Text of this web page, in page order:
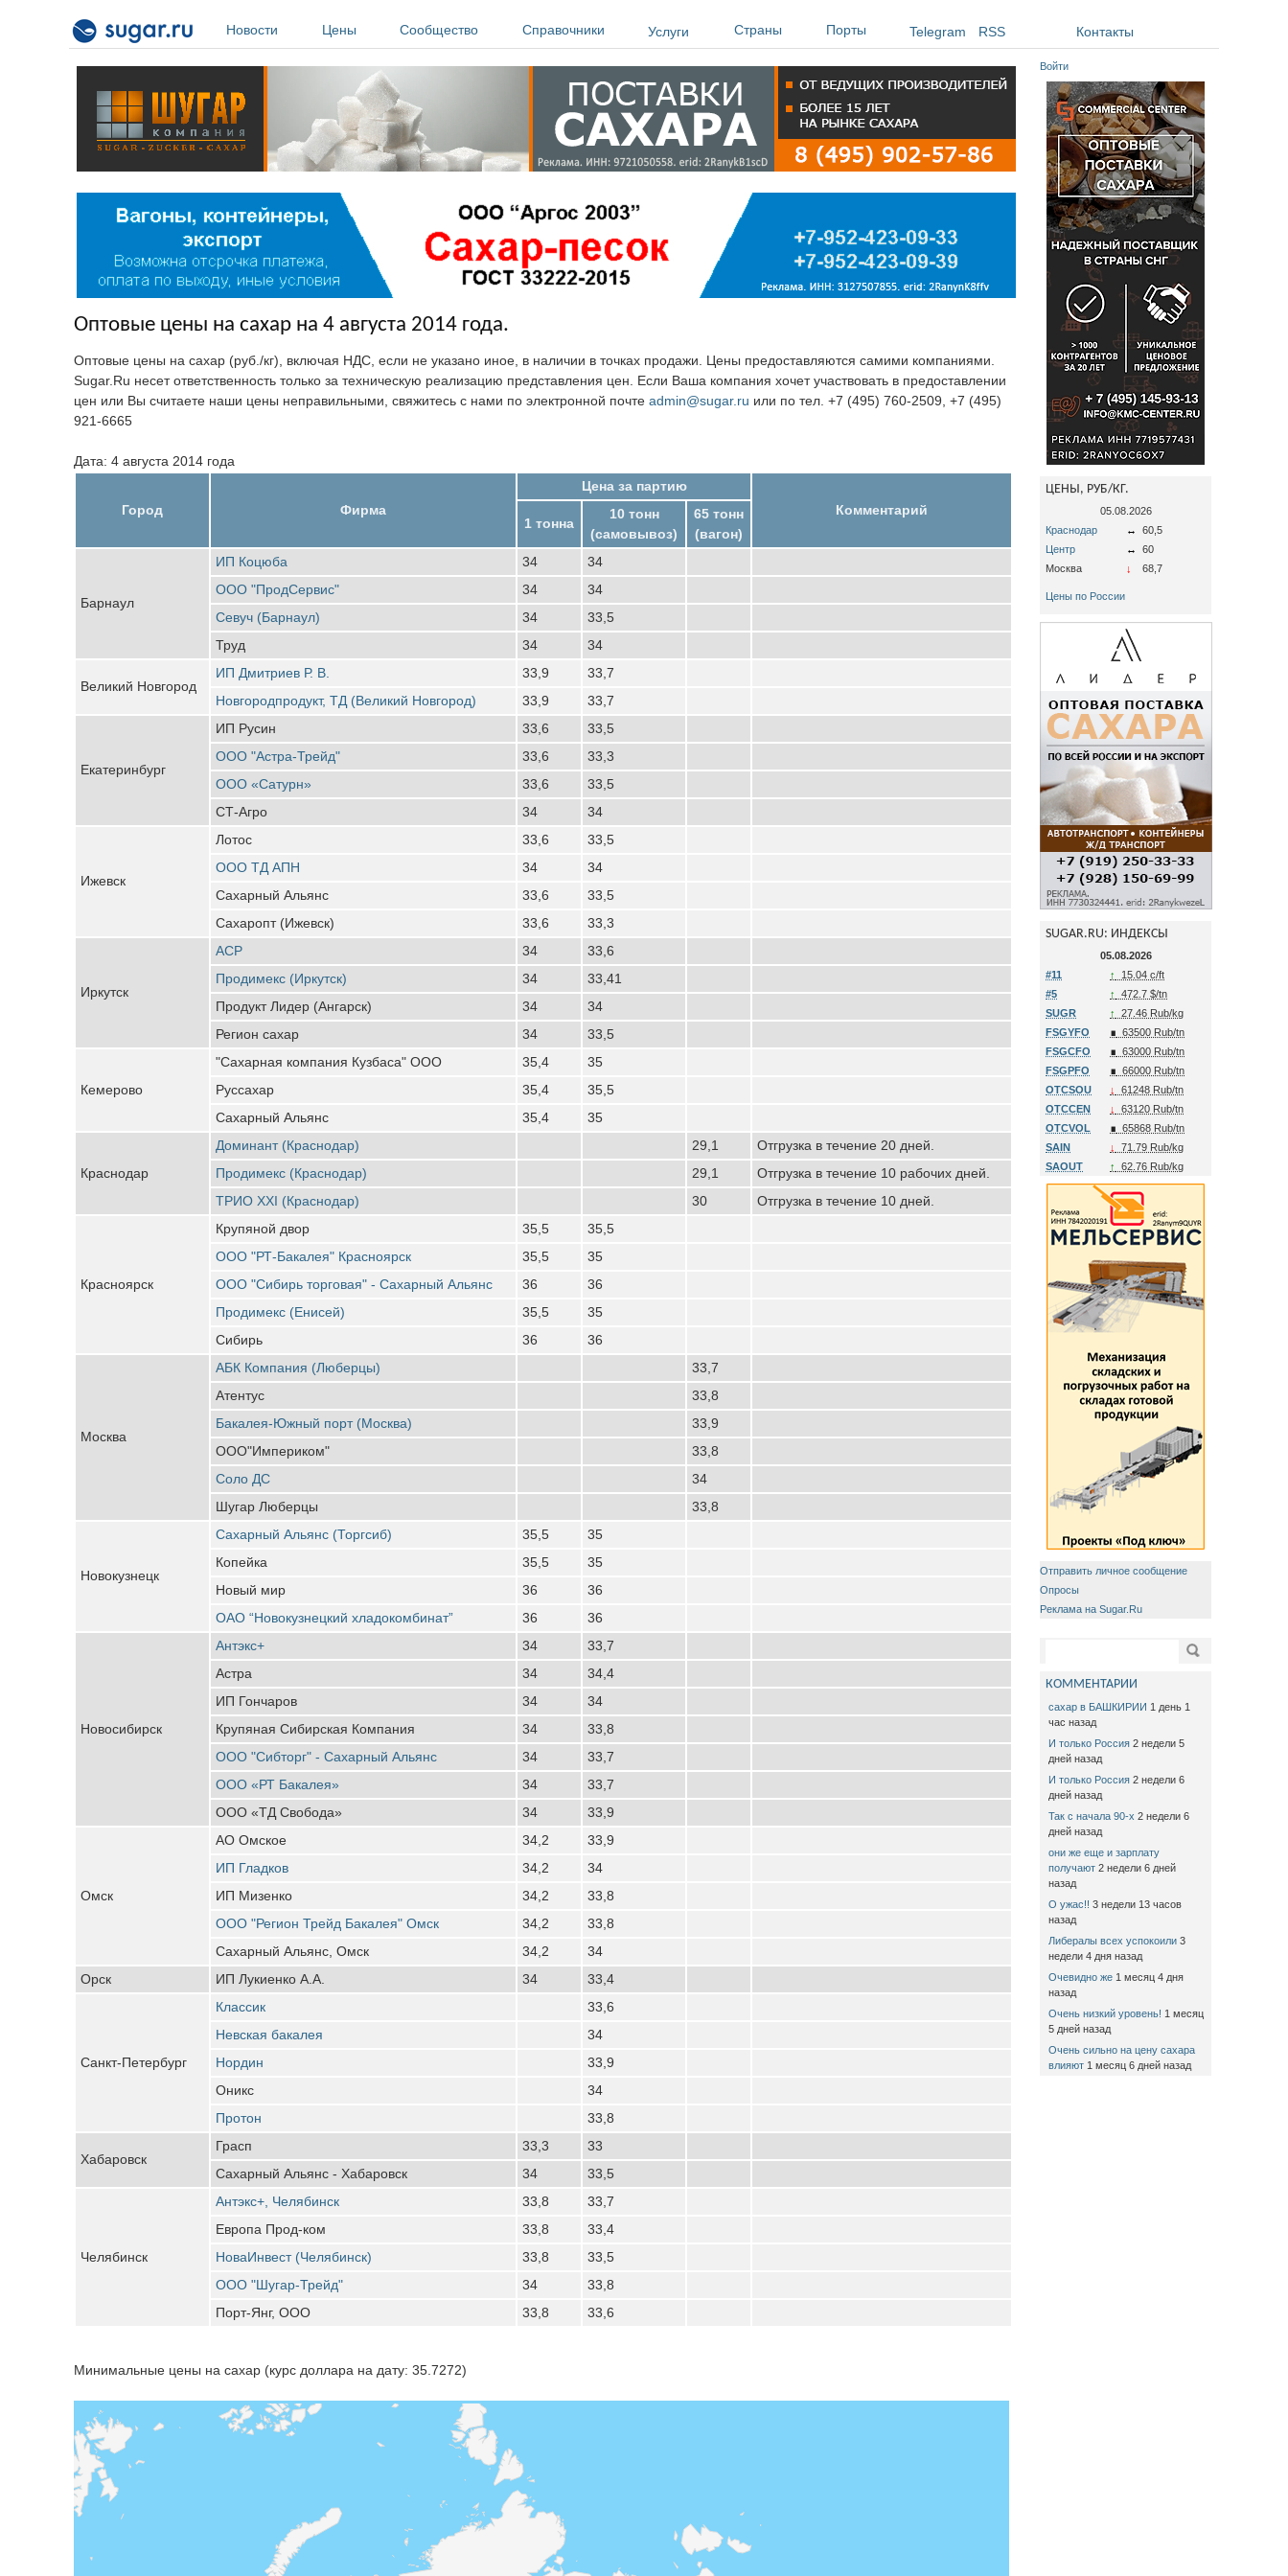
Новости
Цены Сообщество Справочники Услуги Страны Порты Telegram RSS Контакты
Оптовые цены на сахар на 4 августа 2014 года.
Оптовые цены на сахар (руб./кг), включая НДС, если не указано иное, в наличии в точках продажи. Цены предоставляются самими компаниями.
Sugar.Ru несет ответственность только за техническую реализацию представления цен. Если Ваша компания хочет участвовать в предоставлении
цен или Вы считаете наши цены неправильными, свяжитесь с нами по электронной почте admin@sugar.ru или по тел. +7 (495) 760-2509, +7 (495)
921-6665
Дата: 4 августа 2014 года
Город Фирма
Цена за партию
Комментарий
1 тонна
10 тонн
(самовывоз)
65 тонн
(вагон)
Барнаул
ИП Коцюба 34
34
ООО "ПродСервис"
34
34
Севуч (Барнаул)
34
33,5
Труд
34 34
Великий Новгород
ИП Дмитриев Р. В. 33,9
33,7
Новгородпродукт, ТД (Великий Новгород)
33,9 33,7
Екатеринбург
ИП Русин 33,6
33,5
ООО "Астра-Трейд"
33,6
33,3
ООО «Сатурн»
33,6
33,5
СТ-Агро
34 34
Ижевск
Лотос 33,6
33,5
ООО ТД АПН
34
34
Сахарный Альянс
33,6
33,5
Сахаропт (Ижевск)
33,6 33,3
Иркутск
АСР 34
33,6
Продимекс (Иркутск)
34
33,41
Продукт Лидер (Ангарск)
34
34
Регион сахар
34 33,5
Кемерово
"Сахарная компания Кузбаса" ООО 35,4
35
Руссахар
35,4
35,5
Сахарный Альянс
35,4 35
Краснодар
Доминант (Краснодар) 29,1
Отгрузка в течение 20 дней.
Продимекс (Краснодар)
29,1
Отгрузка в течение 10 рабочих дней.
ТРИО XXI (Краснодар)
30 Отгрузка в течение 10 дней.
Красноярск
Крупяной двор 35,5
35,5
ООО "РТ-Бакалея" Красноярск
35,5
35
ООО "Сибирь торговая" - Сахарный Альянс
36
36
Продимекс (Енисей)
35,5
35
Сибирь
36 36
Москва
АБК Компания (Люберцы)
33,7
Атентус
33,8
Бакалея-Южный порт (Москва)
33,9
ООО"Империком"
33,8
Соло ДС
34
Шугар Люберцы
33,8
Новокузнецк
Сахарный Альянс (Торгсиб) 35,5
35
Копейка
35,5
35
Новый мир
36
36
ОАО “Новокузнецкий хладокомбинат”
36 36
Новосибирск
Антэкс+ 34
33,7
Астра
34
34,4
ИП Гончаров
34
34
Крупяная Сибирская Компания
34
33,8
ООО "Сибторг" - Сахарный Альянс
34
33,7
ООО «РТ Бакалея»
34
33,7
ООО «ТД Свобода»
34 33,9
Омск
АО Омское 34,2
33,9
ИП Гладков
34,2
34
ИП Мизенко
34,2
33,8
ООО "Регион Трейд Бакалея" Омск
34,2
33,8
Сахарный Альянс, Омск
34,2
34
Орск
ИП Лукиенко А.А. 34 33,4
Санкт-Петербург
Классик
33,6
Невская бакалея
34
Нордин
33,9
Оникс
34
Протон
33,8
Хабаровск
Грасп 33,3
33
Сахарный Альянс - Хабаровск
34 33,5
Челябинск
Антэкс+, Челябинск 33,8
33,7
Европа Прод-ком
33,8
33,4
НоваИнвест (Челябинск)
33,8
33,5
ООО "Шугар-Трейд"
34
33,8
Порт-Янг, ООО
33,8 33,6
Минимальные цены на сахар (курс доллара на дату: 35.7272)
Войти
ЦЕНЫ, РУБ/КГ.
05.08.2026
Краснодар
↔
60,5
Центр
↔
60
Москва
↓ 68,7
Цены по России
SUGAR.RU: ИНДЕКСЫ
05.08.2026
#11
↑
15.04 c/ft
#5
↑
472.7 $/tn
SUGR
↑
27.46 Rub/kg
FSGYFO
∎ 63500 Rub/tn
FSGCFO
∎ 63000 Rub/tn
FSGPFO
∎ 66000 Rub/tn
OTCSOU
↓
61248 Rub/tn
OTCCEN
↓
63120 Rub/tn
OTCVOL
∎ 65868 Rub/tn
SAIN
↓
71.79 Rub/kg
SAOUT
↑ 62.76 Rub/kg
Отправить личное сообщение
Опросы
Реклама на Sugar.Ru
Поиск
КОММЕНТАРИИ
сахар в БАШКИРИИ 1 день 1
час назад
И только Россия 2 недели 5
дней назад
И только Россия 2 недели 6
дней назад
Так с начала 90-х 2 недели 6
дней назад
они же еще и зарплату
получают 2 недели 6 дней
назад
О ужас!! 3 недели 13 часов
назад
Либералы всех успокоили 3
недели 4 дня назад
Очевидно же 1 месяц 4 дня
назад
Очень низкий уровень! 1 месяц
5 дней назад
Очень сильно на цену сахара
влияют 1 месяц 6 дней назад